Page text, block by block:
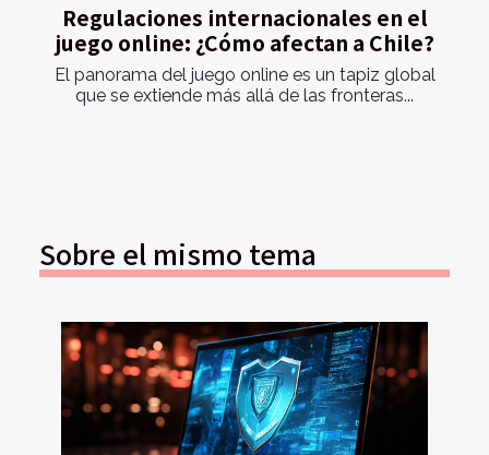
Regulaciones internacionales en el
juego online: ¿Cómo afectan a Chile?
El panorama del juego online es un tapiz global
que se extiende más allá de las fronteras...
Sobre el mismo tema